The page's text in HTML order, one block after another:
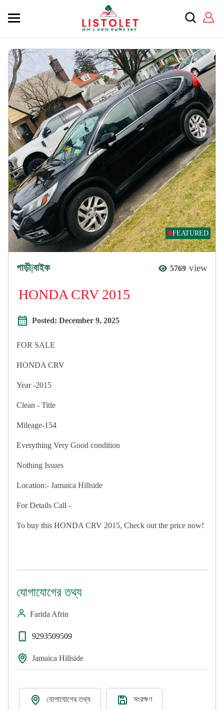
FEATURED
গাড়ী|বাইক 5769 view
HONDA CRV 2015
Posted: December 9, 2025
FOR SALE
HONDA CRV
Year -2015
Clean - Title
Mileage-154
Everything Very Good condition
Nothing Issues
Location:- Jamaica Hillside
For Details Call -
To buy this HONDA CRV 2015, Check out the price now!
যোগাযোগের তথ্য
Farida Afrin
9293509509
Jamaica Hillside
যোগাযোগের তথ্য সংরক্ষণ